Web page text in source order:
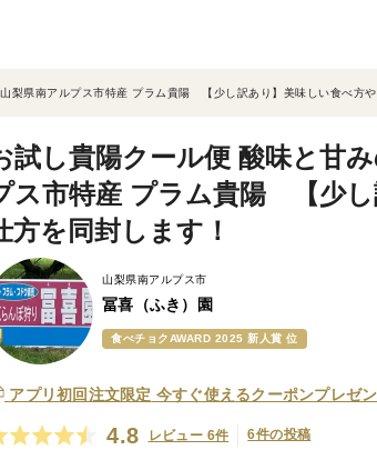
県南アルプス市特産 プラム貴陽 【少し訳あり】美味しい食べ方や
試し貴陽クール便 酸味と甘
ス市特産 プラム貴陽 【少
方を同封します！
山梨県南アルプス市
冨喜（ふき）園
食べチョクAWARD 2025 新人賞 位
アプリ初回注文限定 今すぐ使えるクーポンプレゼ
4.8 レビュー 6件 6件の投稿